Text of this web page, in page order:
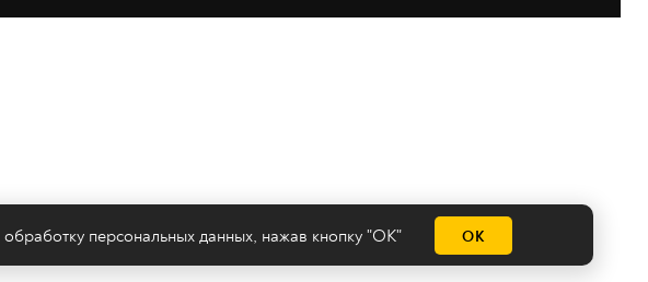
обработку персональных данных, нажав кнопку "ОК" ОК